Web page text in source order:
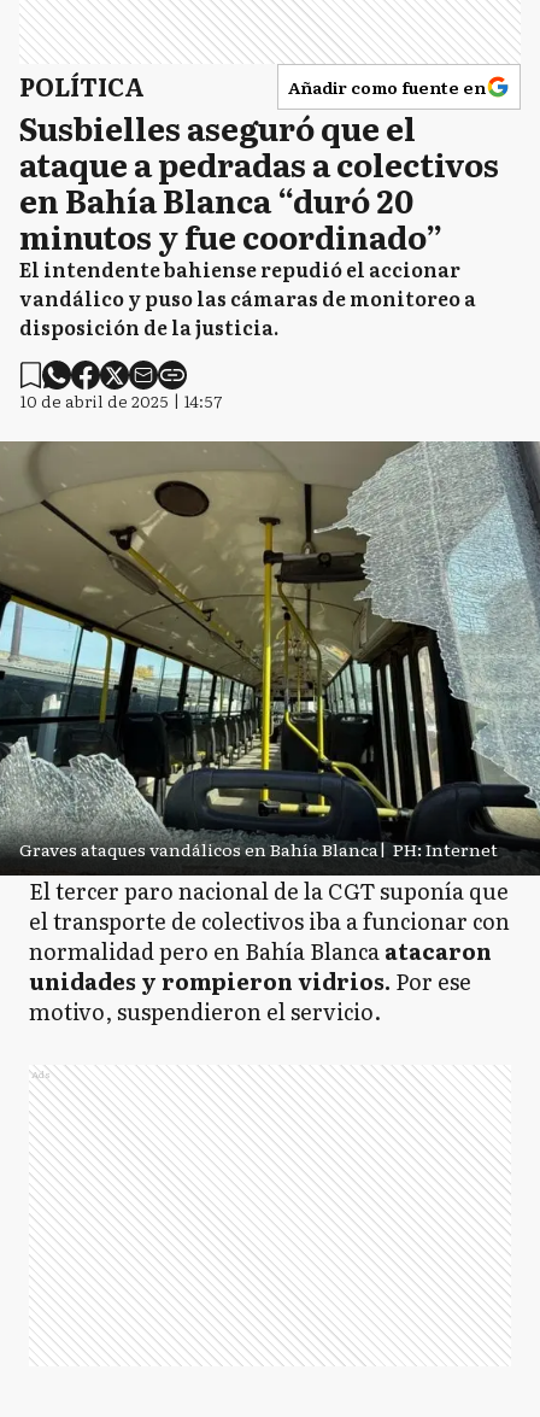
POLÍTICA Añadir como fuente en
Susbielles aseguró que el
ataque a pedradas a colectivos
en Bahía Blanca “duró 20
minutos y fue coordinado”
El intendente bahiense repudió el accionar
vandálico y puso las cámaras de monitoreo a
disposición de la justicia.
10 de abril de 2025 | 14:57
Graves ataques vandálicos en Bahía Blanca| PH: Internet
El tercer paro nacional de la CGT suponía que
el transporte de colectivos iba a funcionar con
normalidad pero en Bahía Blancaatacaron
unidades y rompieron vidrios. Por ese
motivo, suspendieron el servicio.
Ads